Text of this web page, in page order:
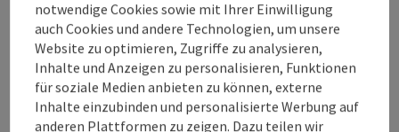
des Vitalwelt-Radwegenetzes (bei Reservierung
von Mo. – Fr.), E-Bike Verleih zum Sonderpreis
Vitalwelt-Gästekartemit zahlreichen
Ermäßigungen (z.B. 50 % auf fast alle
Veranstaltungen des Musiksommers Bad
Schallerbach)
notwendige Cookies sowie mit Ihrer Einwilligung
auch Cookies und andere Technologien, um unsere
Website zu optimieren, Zugriffe zu analysieren,
Inhalte und Anzeigen zu personalisieren, Funktionen
für soziale Medien anbieten zu können, externe
Inhalte einzubinden und personalisierte Werbung auf
anderen Plattformen zu zeigen. Dazu teilen wir